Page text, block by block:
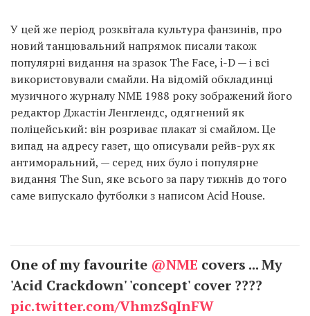
У цей же період розквітала культура фанзинів, про
новий танцювальний напрямок писали також
популярні видання на зразок The Face, i-D — і всі
використовували смайли. На відомій обкладинці
музичного журналу NME 1988 року зображений його
редактор Джастін Ленглендс, одягнений як
поліцейський: він розриває плакат зі смайлом. Це
випад на адресу газет, що описували рейв-рух як
антиморальний, — серед них було і популярне
видання The Sun, яке всього за пару тижнів до того
саме випускало футболки з написом Acid House.
One of my favourite @NME covers ... My
'Acid Crackdown' 'concept' cover ????
pic.twitter.com/VhmzSqInFW